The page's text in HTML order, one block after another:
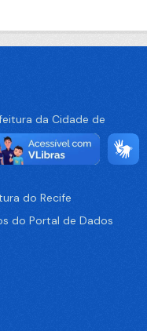
da Cidade de
Portal de Dados
do Recife
do Portal de Dados